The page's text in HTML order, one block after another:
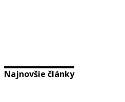
Najnovšie články